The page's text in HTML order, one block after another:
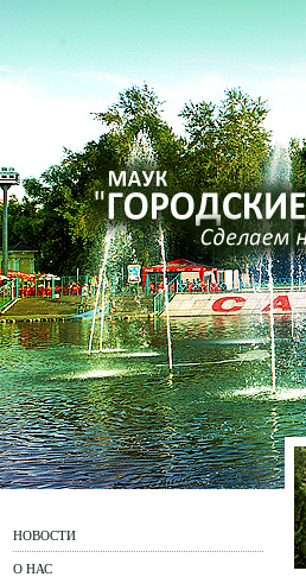
НОВОСТИ
О НАС